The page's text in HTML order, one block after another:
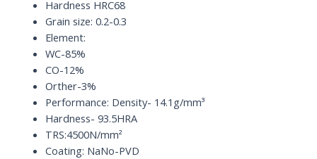
quantityHardness HRC68
Grain size: 0.2-0.3
Element:
WC-85%
CO-12%
Orther-3%
Performance: Density- 14.1g/mm³
Hardness- 93.5HRA
TRS:4500N/mm²
Coating: NaNo-PVD